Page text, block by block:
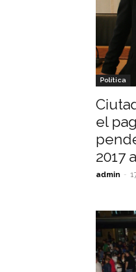
Política
el
2017
admin -